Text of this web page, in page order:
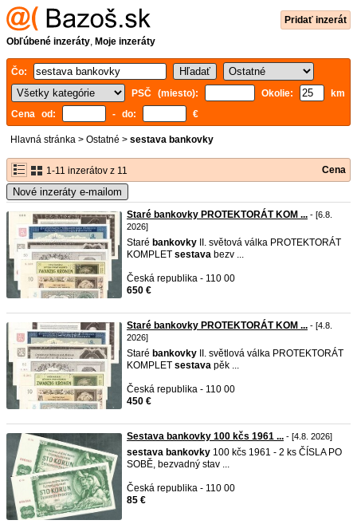
Pridať inzerát
Obľúbené inzeráty, Moje inzeráty
Čo:
PSČ (miesto):
Okolie:
km
Cena od:
- do: €
Hlavná stránka > Ostatné > sestava bankovky
1-11 inzerátov z 11 Cena
Nové inzeráty e-mailom
Staré bankovky PROTEKTORÁT KOM ... - [6.8.
2026]
Staré bankovky II. světová válka PROTEKTORÁT
KOMPLET sestava bezv ...
Česká republika - 110 00
650 €
Staré bankovky PROTEKTORÁT KOM ... - [4.8.
2026]
Staré bankovky II. světlová válka PROTEKTORÁT
KOMPLET sestava pěk ...
Česká republika - 110 00
450 €
Sestava bankovky 100 kčs 1961 ... - [4.8. 2026]
sestava bankovky 100 kčs 1961 - 2 ks ČÍSLA PO
SOBĚ, bezvadný stav ...
Česká republika - 110 00
85 €